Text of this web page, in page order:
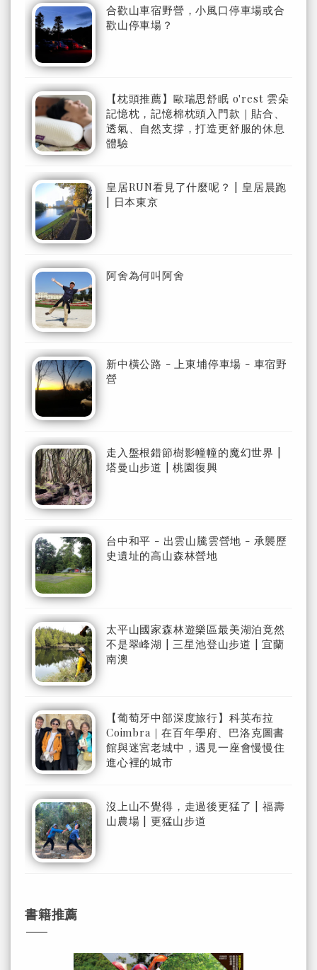
合歡山車宿野營，小風口停車場或合
歡山停車場？
【枕頭推薦】歐瑞思舒眠 o'rest 雲朵
記憶枕，記憶棉枕頭入門款｜貼合、
透氣、自然支撐，打造更舒服的休息
體驗
皇居RUN看見了什麼呢？ | 皇居晨跑
| 日本東京
阿舍為何叫阿舍
新中橫公路 - 上東埔停車場 - 車宿野
營
走入盤根錯節樹影幢幢的魔幻世界 |
塔曼山步道 | 桃園復興
台中和平 - 出雲山騰雲營地 - 承襲歷
史遺址的高山森林營地
太平山國家森林遊樂區最美湖泊竟然
不是翠峰湖 | 三星池登山步道 | 宜蘭
南澳
【葡萄牙中部深度旅行】科英布拉
Coimbra｜在百年學府、巴洛克圖書
館與迷宮老城中，遇見一座會慢慢住
進心裡的城市
沒上山不覺得，走過後更猛了 | 福壽
山農場 | 更猛山步道
書籍推薦